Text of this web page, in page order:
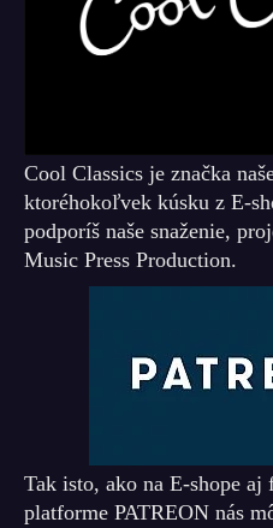
Cool Classics je značka
ktoréhokoľvek kúsku z E-
podporíš naše snaženie,
Music Press Production.
Tak isto, ako na E-shope aj
platforme PATREON nás